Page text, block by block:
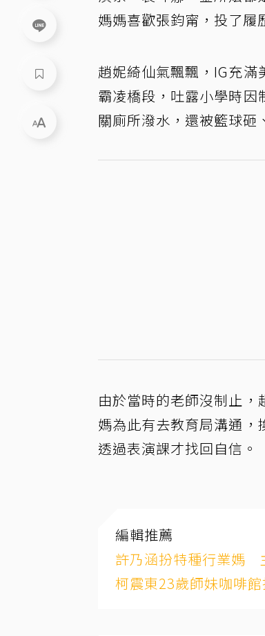
媽媽喜歡張鈞甯，投了履
趙妮綺仙氣飄飄，IG充
霸凌橋段，吐露小學時
關廁所潑水，還被籃球砸
由於當時的老師沒制止
媽為此有去教育局溝通
透過表演課才找回自信。
編輯推薦
許乃涵扮特種行業媽
柯震東23歲師妹咖啡